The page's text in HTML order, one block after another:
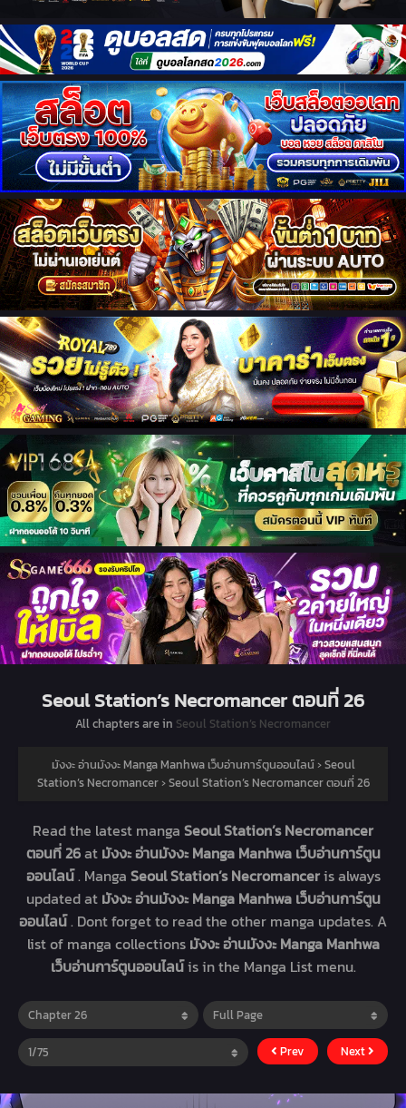
Seoul Station’s Necromancer ตอนที่ 26
All chapters are in Seoul Station’s Necromancer
มังงะ อ่านมังงะ Manga Manhwa เว็บอ่านการ์ตูนออนไลน์›Seoul
Station’s Necromancer›Seoul Station’s Necromancer ตอนที่ 26
Read the latest manga Seoul Station’s Necromancer
ตอนที่ 26at มังงะ อ่านมังงะ Manga Manhwa เว็บอ่านการ์ตูน
ออนไลน์. Manga Seoul Station’s Necromanceris always
updated at มังงะ อ่านมังงะ Manga Manhwa เว็บอ่านการ์ตูน
ออนไลน์. Dont forget to read the other manga updates. A
list of manga collections มังงะ อ่านมังงะ Manga Manhwa
เว็บอ่านการ์ตูนออนไลน์is in the Manga List menu.
Prev Next